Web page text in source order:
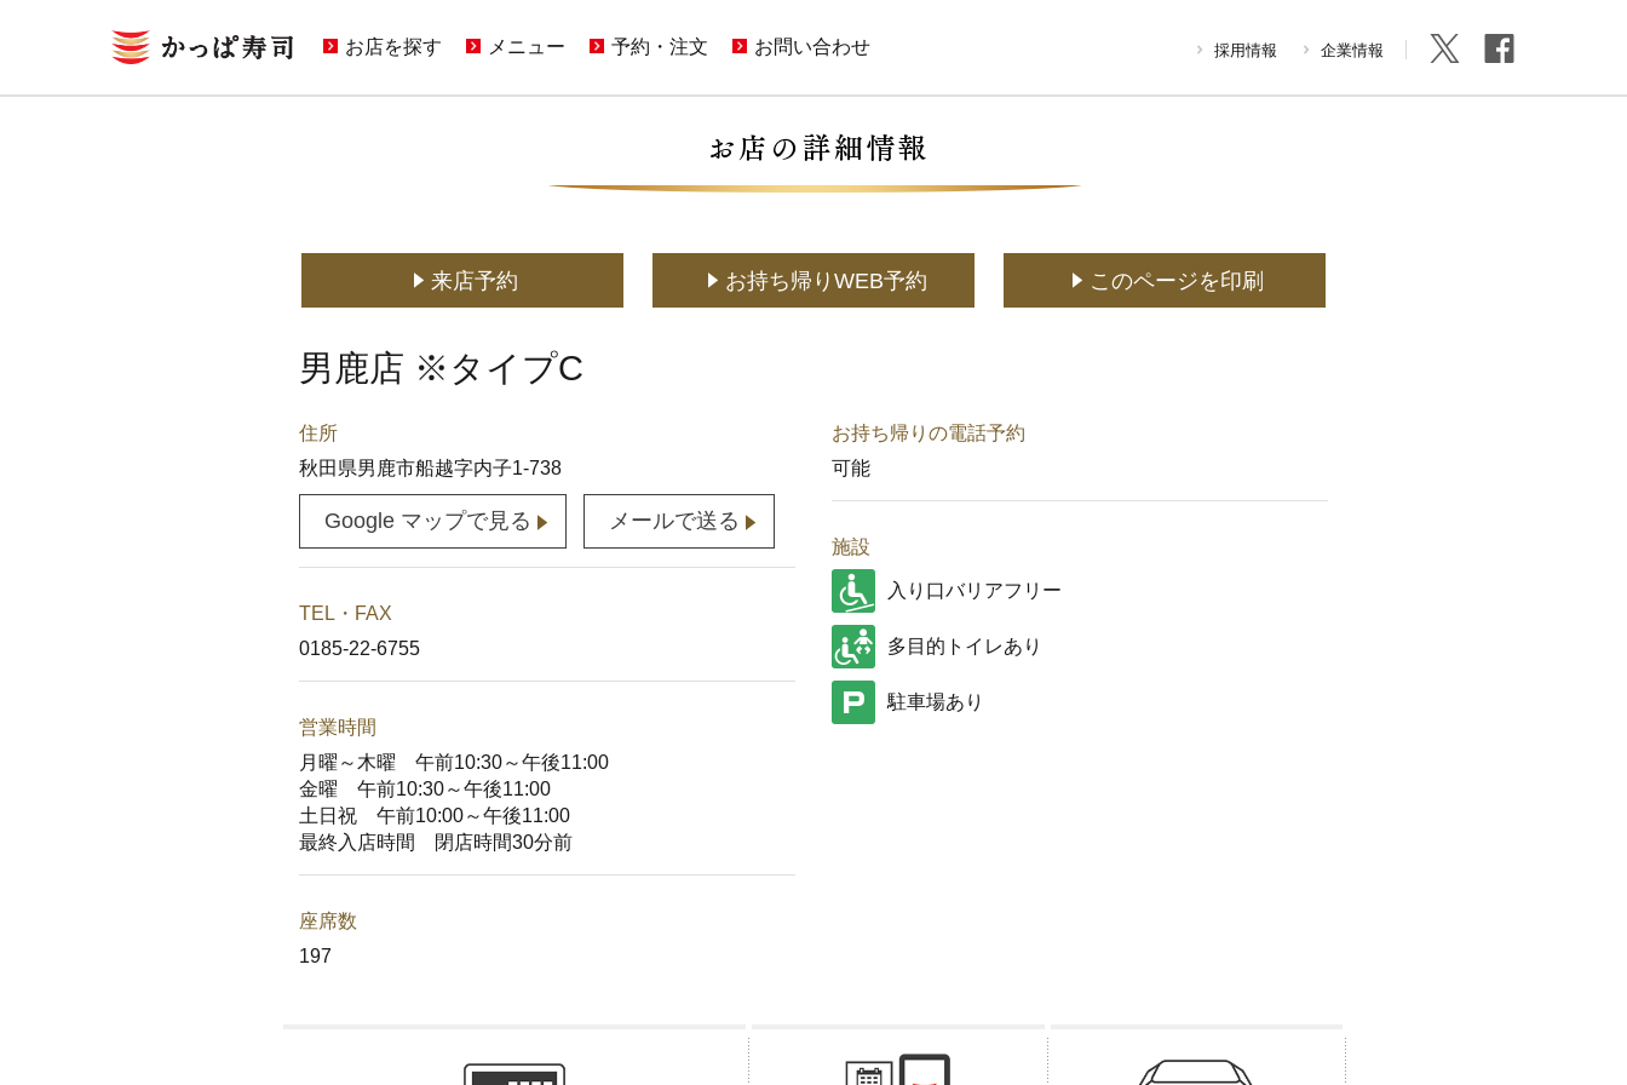
お店を探す メニュー
どこでもかっぱ寿司
予約・注文
(ポイント利用はこちら)
宅配デリバリー(UberEats・出前館)
お問い合わせ
店舗用地に関するお問い合わせ
採用情報 企業情報
来店予約 お持ち帰りWEB予約 このページを印刷
男鹿店 ※タイプC
住所
秋田県男鹿市船越字内子1-738
Google マップで見る メールで送る
TEL・FAX
0185-22-6755
営業時間
月曜～木曜 午前10:30～午後11:00
金曜 午前10:30～午後11:00
土日祝 午前10:00～午後11:00
最終入店時間 閉店時間30分前
座席数
197
お持ち帰りの電話予約
可能
施設
入り口バリアフリー
多目的トイレあり
駐車場あり